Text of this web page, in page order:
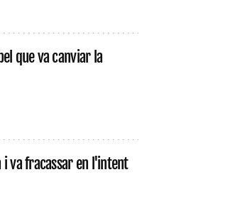
que va canviar la
va fracassar en l'intent